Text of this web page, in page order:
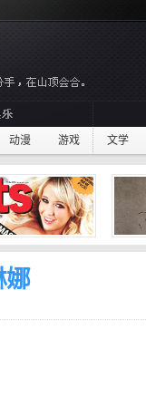
动漫 游戏 文学
娜